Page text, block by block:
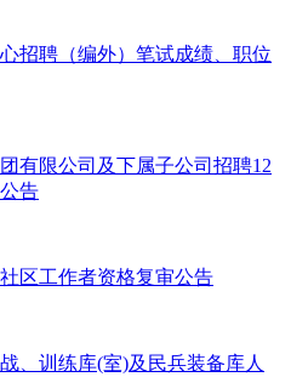
招聘（编外）笔试成绩、职位
有限公司及下属子公司招聘12
告
区工作者资格复审公告
、训练库(室)及民兵装备库人